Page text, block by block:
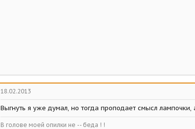
18.02.2013
Выгнуть я уже думал, но тогда проподает смысл
В голове моей опилки не -- беда ! !